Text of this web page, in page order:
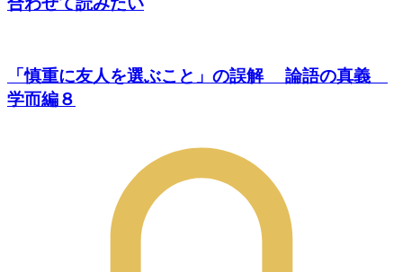
「慎重に友人を選ぶこと」の誤解 論語の真義
学而編８